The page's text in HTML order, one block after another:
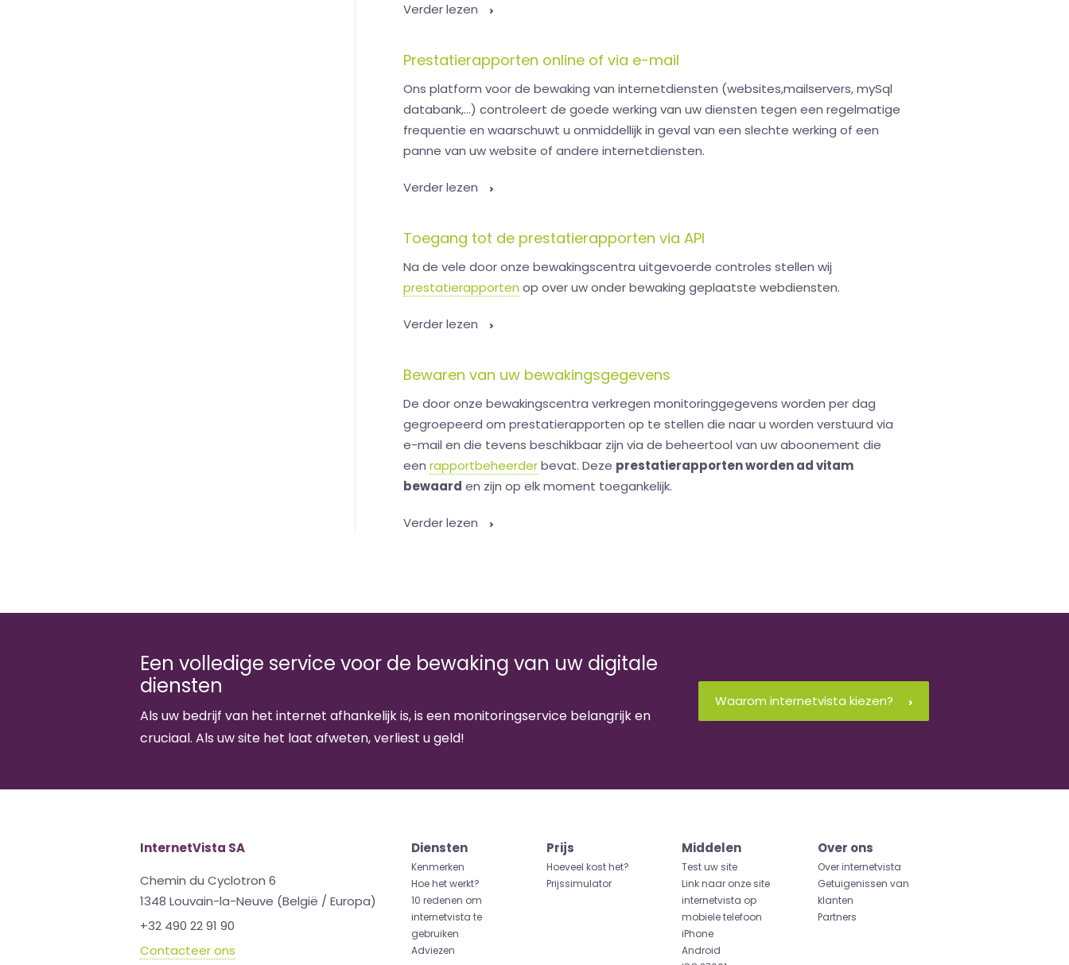
Verder lezen
Prestatierapporten online of via e-mail
Ons platform voor de bewaking van internetdiensten (websites,mailservers, mySql
databank,...) controleert de goede werking van uw diensten tegen een regelmatige
frequentie en waarschuwt u onmiddellijk in geval van een slechte werking of een
panne van uw website of andere internetdiensten.
Verder lezen
Toegang tot de prestatierapporten via API
Na de vele door onze bewakingscentra uitgevoerde controles stellen wij
prestatierapporten op over uw onder bewaking geplaatste webdiensten.
Verder lezen
Bewaren van uw bewakingsgegevens
De door onze bewakingscentra verkregen monitoringgegevens worden per dag
gegroepeerd om prestatierapporten op te stellen die naar u worden verstuurd via
e-mail en die tevens beschikbaar zijn via de beheertool van uw aboonement die
een rapportbeheerderbevat. Deze prestatierapporten worden ad vitam
bewaard en zijn op elk moment toegankelijk.
Verder lezen
Een volledige service voor de bewaking van uw digitale
diensten
Als uw bedrijf van het internet afhankelijk is, is een monitoringservice belangrijk en
cruciaal. Als uw site het laat afweten, verliest u geld!
Waarom internetvista kiezen?
InternetVista SA
Chemin du Cyclotron 6
1348 Louvain-la-Neuve (België / Europa)
+32 490 22 91 90
Contacteer ons
Diensten
Kenmerken
Hoe het werkt?
10 redenen om
internetvista te
gebruiken
Adviezen
Prijs
Hoeveel kost het?
Prijssimulator
Middelen
Test uw site
Link naar onze site
internetvista op
mobiele telefoon
iPhone
Android
Over ons
Over internetvista
Getuigenissen van
klanten
Partners